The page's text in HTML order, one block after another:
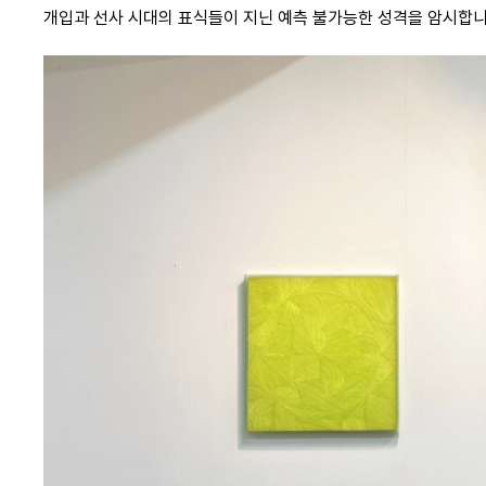
개입과 선사 시대의 표식들이 지닌 예측 불가능한 성격을 암시합